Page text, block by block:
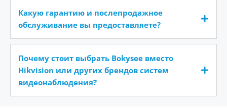
Какую гарантию и послепродажное
обслуживание вы предоставляете?
Почему стоит выбрать Bokysee вместо
Hikvision или других брендов систем
видеонаблюдения?